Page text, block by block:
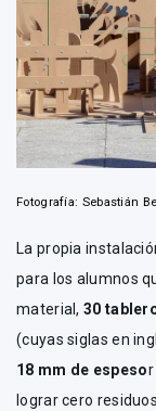
Fotografía: Sebastián
La propia
para los alumnos
material, 30
(cuyas siglas en
18 mm de espeso
lograr cero